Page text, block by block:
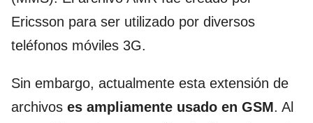
Ericsson para ser utilizado por diversos
teléfonos móviles 3G.
Sin embargo, actualmente esta extensión de
archivos es ampliamente usado en GSM. Al